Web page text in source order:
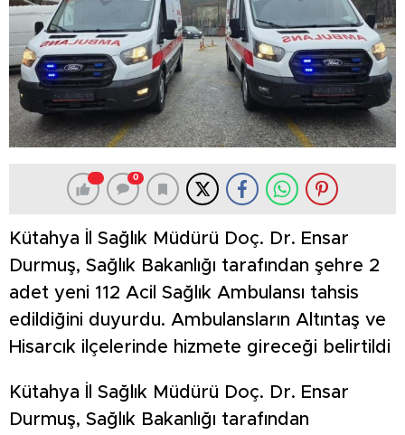
0
Kütahya İl Sağlık Müdürü Doç. Dr. Ensar
Durmuş, Sağlık Bakanlığı tarafından şehre 2
adet yeni 112 Acil Sağlık Ambulansı tahsis
edildiğini duyurdu. Ambulansların Altıntaş ve
Hisarcık ilçelerinde hizmete gireceği belirtildi
Kütahya İl Sağlık Müdürü Doç. Dr. Ensar
Durmuş, Sağlık Bakanlığı tarafından